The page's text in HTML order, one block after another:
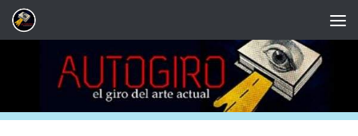
Saltar al contenido